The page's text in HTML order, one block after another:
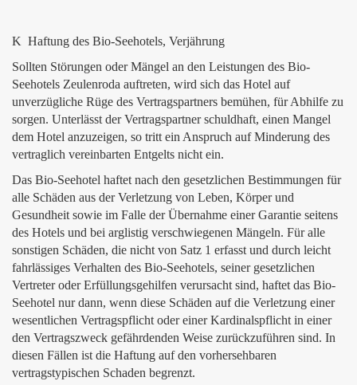
K Haftung des Bio-Seehotels, Verjährung
Sollten Störungen oder Mängel an den Leistungen des Bio-
Seehotels Zeulenroda auftreten, wird sich das Hotel auf
unverzügliche Rüge des Vertragspartners bemühen, für Abhilfe zu
sorgen. Unterlässt der Vertragspartner schuldhaft, einen Mangel
dem Hotel anzuzeigen, so tritt ein Anspruch auf Minderung des
vertraglich vereinbarten Entgelts nicht ein.
Das Bio-Seehotel haftet nach den gesetzlichen Bestimmungen für
alle Schäden aus der Verletzung von Leben, Körper und
Gesundheit sowie im Falle der Übernahme einer Garantie seitens
des Hotels und bei arglistig verschwiegenen Mängeln. Für alle
sonstigen Schäden, die nicht von Satz 1 erfasst und durch leicht
fahrlässiges Verhalten des Bio-Seehotels, seiner gesetzlichen
Vertreter oder Erfüllungsgehilfen verursacht sind, haftet das Bio-
Seehotel nur dann, wenn diese Schäden auf die Verletzung einer
wesentlichen Vertragspflicht oder einer Kardinalspflicht in einer
den Vertragszweck gefährdenden Weise zurückzuführen sind. In
diesen Fällen ist die Haftung auf den vorhersehbaren
vertragstypischen Schaden begrenzt.